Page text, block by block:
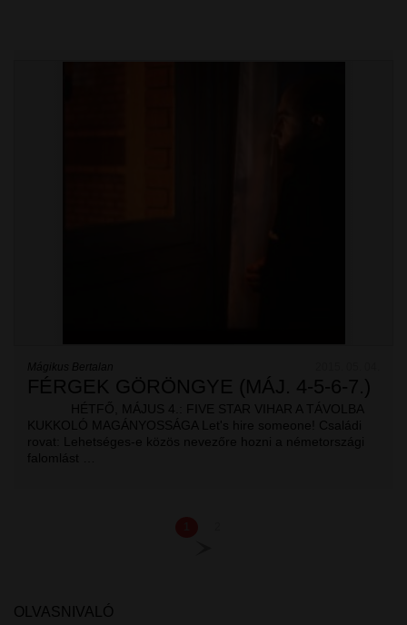
Mágikus Bertalan
FÉRGEK GÖRÖNGYE (MÁJ. 4-5-6-7.)
HÉTFŐ, MÁJUS 4.: FIVE STAR VIHAR A TÁVOLBA
KUKKOLÓ MAGÁNYOSSÁGA Let's hire someone! Családi
rovat: Lehetséges-e közös nevezőre hozni a németországi
falomlást …
OLVASNIVALÓ